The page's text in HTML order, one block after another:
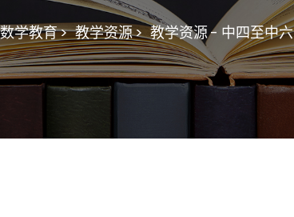
数学教育 > 教学资源 > 教学资源 - 中四至中六